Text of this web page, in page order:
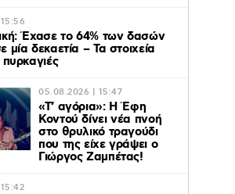
Έχασε το 64% των δασών
μία δεκαετία – Τα στοιχεία
πυρκαγιές
05.08.2026 | 15:47
«Τ’ αγόρια»: Η Έφη
Κοντού δίνει νέα πνοή
στο θρυλικό τραγούδι
που της είχε γράψει ο
Γιώργος Ζαμπέτας!